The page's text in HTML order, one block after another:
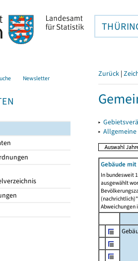
Newsletter Zurück |
▸
▸
Gebäude mit
In bundesweit
ausgewählt
Abweichungen